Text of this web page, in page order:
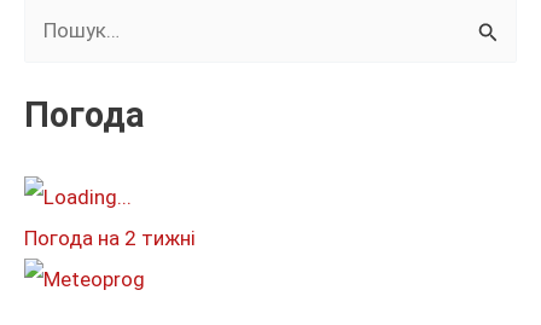
к
т
:
Погода
Погода на 2 тижні